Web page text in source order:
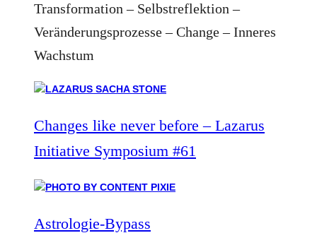
Transformation – Selbstreflektion –
Veränderungsprozesse – Change – Inneres
Wachstum
Changes like never before – Lazarus
Initiative Symposium #61
Astrologie-Bypass